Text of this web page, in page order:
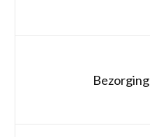
Bezorging